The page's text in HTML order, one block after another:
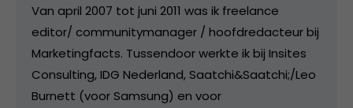
Van april 2007 tot juni 2011 was ik freelance
editor/ communitymanager / hoofdredacteur bij
Marketingfacts. Tussendoor werkte ik bij Insites
Consulting, IDG Nederland, Saatchi&Saatchi;/Leo
Burnett (voor Samsung) en voor